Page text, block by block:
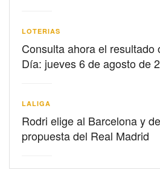
LOTERIAS
Consulta ahora el resultado
Día: jueves 6 de agosto de
LALIGA
Rodri elige al Barcelona y
propuesta del Real Madrid